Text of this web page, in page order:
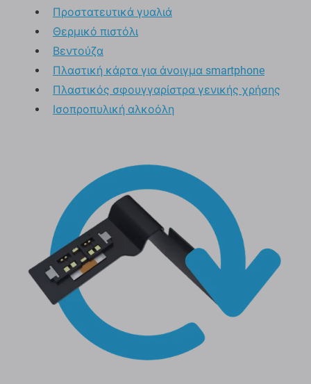
Προστατευτικά γυαλιά
Θερμικό πιστόλι
Βεντούζα
Πλαστική κάρτα για άνοιγμα smartphone
Πλαστικός σφουγγαρίστρα γενικής χρήσης
Ισοπροπυλική αλκοόλη